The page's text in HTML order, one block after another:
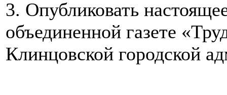
3. Опубликовать
объединенной газете
Клинцовской городской